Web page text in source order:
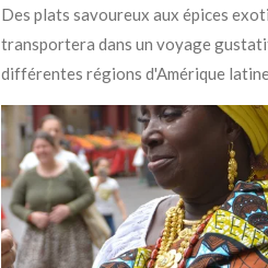
Des plats savoureux aux épices
transportera dans un voyage
différentes régions d'Amérique